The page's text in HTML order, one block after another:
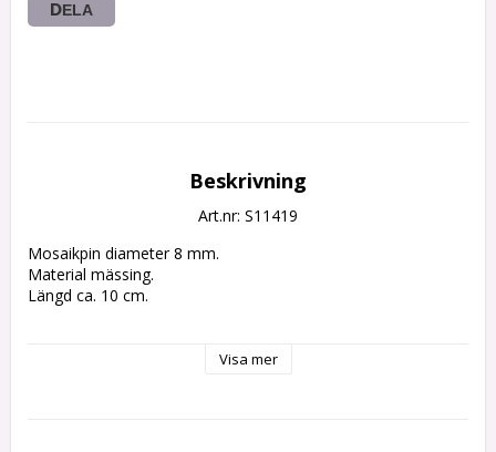
DELA
Beskrivning
Art.nr: S11419
Mosaikpin diameter 8 mm.
Material mässing.
Längd ca. 10 cm.
Visa mer